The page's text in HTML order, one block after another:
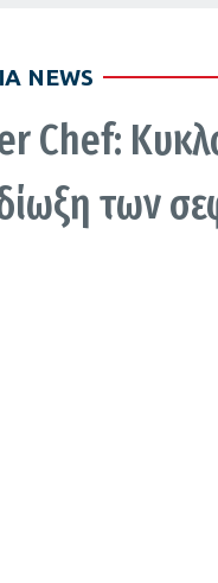
NEWS
Chef:
των